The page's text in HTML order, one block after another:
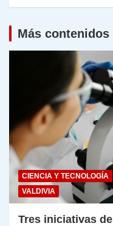
Más contenidos
CIENCIA Y TECNOLOGÍA
VALDIVIA
Tres iniciativas